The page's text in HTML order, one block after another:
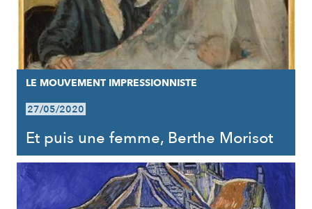
LE MOUVEMENT IMPRESSIONNISTE
27/05/2020
Et puis une femme, Berthe Morisot